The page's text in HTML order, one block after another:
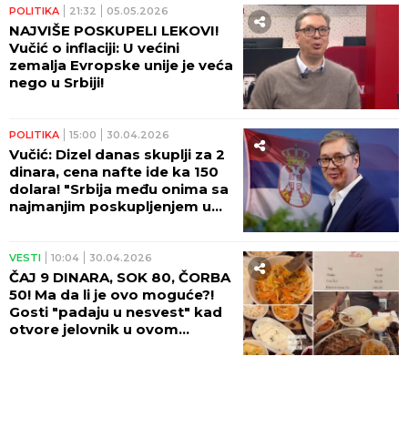
POLITIKA 21:32 05.05.2026
NAJVIŠE POSKUPELI LEKOVI!
Vučić o inflaciji: U većini
zemalja Evropske unije je veća
nego u Srbiji!
POLITIKA 15:00 30.04.2026
Vučić: Dizel danas skuplji za 2
dinara, cena nafte ide ka 150
dolara! "Srbija među onima sa
najmanjim poskupljenjem u
VESTI 10:04 30.04.2026
ČAJ 9 DINARA, SOK 80, ČORBA
50! Ma da li je ovo moguće?!
Gosti "padaju u nesvest" kad
otvore jelovnik u ovom